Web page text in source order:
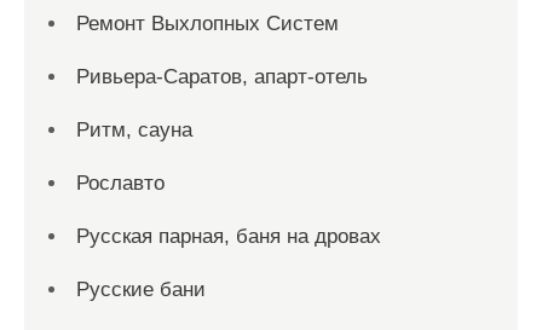
Ремонт Выхлопных Систем
Ривьера-Саратов, апарт-отель
Ритм, сауна
Рославто
Русская парная, баня на дровах
Русские бани